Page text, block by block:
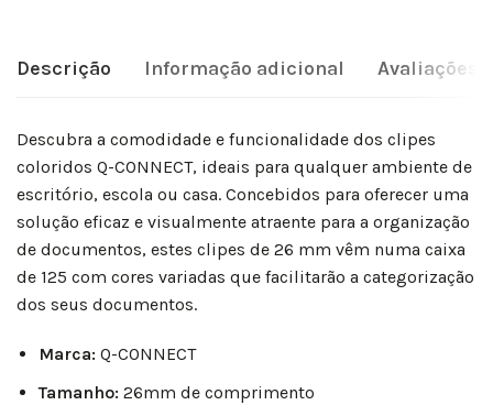
Descrição Informação adicional Avaliações
Descubra a comodidade e funcionalidade dos clipes
coloridos Q-CONNECT, ideais para qualquer ambiente de
escritório, escola ou casa. Concebidos para oferecer uma
solução eficaz e visualmente atraente para a organização
de documentos, estes clipes de 26 mm vêm numa caixa
de 125 com cores variadas que facilitarão a categorização
dos seus documentos.
Marca: Q-CONNECT
Tamanho: 26mm de comprimento